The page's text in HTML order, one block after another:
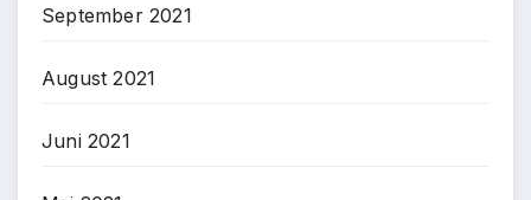
September 2021
August 2021
Juni 2021